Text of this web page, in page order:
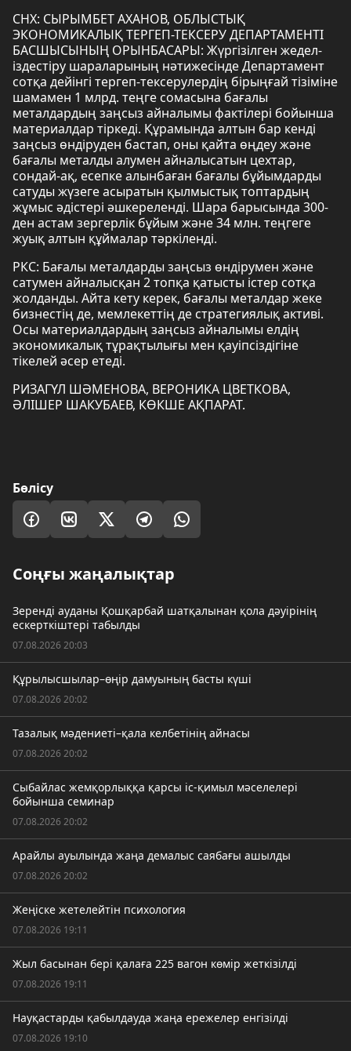
СНХ: СЫРЫМБЕТ АХАНОВ, ОБЛЫСТЫҚ
ЭКОНОМИКАЛЫҚ ТЕРГЕП-ТЕКСЕРУ ДЕПАРТАМЕНТІ
БАСШЫСЫНЫҢ ОРЫНБАСАРЫ: Жүргізілген жедел-
іздестіру шараларының нәтижесінде Департамент
сотқа дейінгі тергеп-тексерулердің бірыңғай тізіміне
шамамен 1 млрд. теңге сомасына бағалы
металдардың заңсыз айналымы фактілері бойынша
материалдар тіркеді. Құрамында алтын бар кендi
заңсыз өндiруден бастап, оны қайта өңдеу және
бағалы металды алумен айналысатын цехтар,
сондай-ақ, есепке алынбаған бағалы бұйымдарды
сатуды жүзеге асыратын қылмыстық топтардың
жұмыс әдістері әшкереленді. Шара барысында 300-
ден астам зергерлік бұйым және 34 млн. теңгеге
жуық алтын құймалар тәркіленді.
РКС: Бағалы металдарды заңсыз өндірумен және
сатумен айналысқан 2 топқа қатысты істер сотқа
жолданды. Айта кету керек, бағалы металдар жеке
бизнестің де, мемлекеттің де стратегиялық активі.
Осы материалдардың заңсыз айналымы елдің
экономикалық тұрақтылығы мен қауіпсіздігіне
тікелей әсер етеді.
РИЗАГҮЛ ШӘМЕНОВА, ВЕРОНИКА ЦВЕТКОВА,
ӘЛІШЕР ШАКУБАЕВ, КӨКШЕ АҚПАРАТ.
Бөлісу
Соңғы жаңалықтар
Зеренді ауданы Қошқарбай шатқалынан қола дәуірінің
ескерткіштері табылды
07.08.2026 20:03
Құрылысшылар–өңір дамуының басты күші
07.08.2026 20:02
Тазалық мәдениеті–қала келбетінің айнасы
07.08.2026 20:02
Сыбайлас жемқорлыққа қарсы іс-қимыл мәселелері
бойынша семинар
07.08.2026 20:02
Арайлы ауылында жаңа демалыс саябағы ашылды
07.08.2026 20:02
Жеңіске жетелейтін психология
07.08.2026 19:11
Жыл басынан бері қалаға 225 вагон көмір жеткізілді
07.08.2026 19:11
Науқастарды қабылдауда жаңа ережелер енгізілді
07.08.2026 19:10